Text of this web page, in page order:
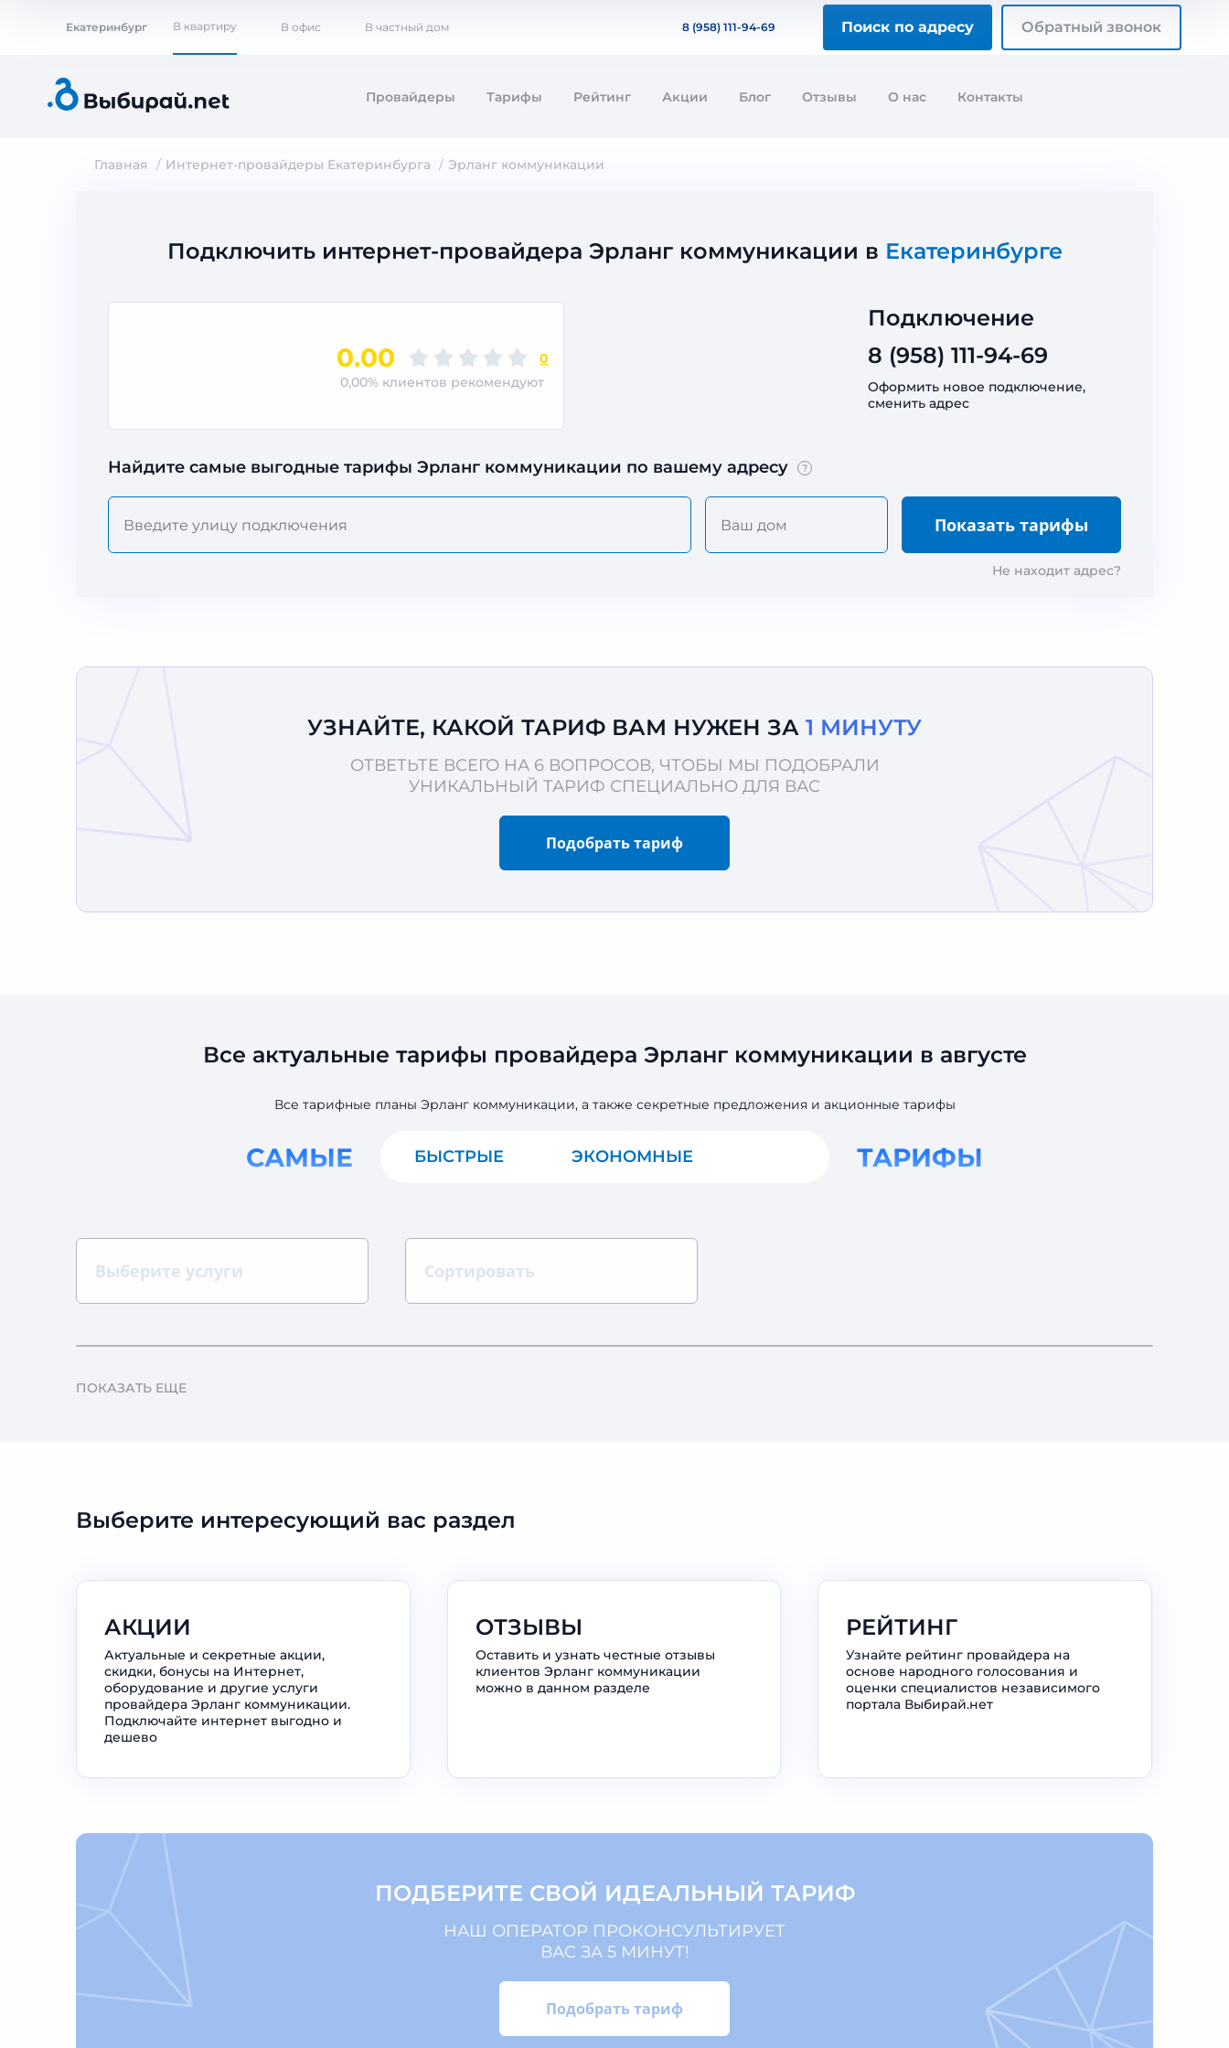
Екатеринбург В квартиру В офис В частный дом 8 (958) 111-94-69 Поиск по адресу Обратный звонок
Провайдеры Тарифы Рейтинг Акции Блог Отзывы О нас Контакты
Главная Интернет-провайдеры Екатеринбурга Эрланг коммуникации
Подключить интернет-провайдера Эрланг коммуникации в Екатеринбурге
0.00
0
0,00% клиентов рекомендуют
Подключение
8 (958) 111-94-69
Оформить новое подключение,
сменить адрес
Найдите самые выгодные тарифы Эрланг коммуникации по вашему адресу ?
Не находит адрес?
УЗНАЙТЕ, КАКОЙ ТАРИФ ВАМ НУЖЕН ЗА 1 МИНУТУ
ОТВЕТЬТЕ ВСЕГО НА 6 ВОПРОСОВ, ЧТОБЫ МЫ ПОДОБРАЛИ
УНИКАЛЬНЫЙ ТАРИФ СПЕЦИАЛЬНО ДЛЯ ВАС
Подобрать тариф
Все актуальные тарифы провайдера Эрланг коммуникации в августе
Все тарифные планы Эрланг коммуникации, а также секретные предложения и акционные тарифы
САМЫЕ БЫСТРЫЕ ЭКОНОМНЫЕ ТАРИФЫ
Выберите услуги Сортировать
ПОКАЗАТЬ ЕЩЕ
Выберите интересующий вас раздел
АКЦИИ
Актуальные и секретные акции,
скидки, бонусы на Интернет,
оборудование и другие услуги
провайдера Эрланг коммуникации.
Подключайте интернет выгодно и
дешево
ОТЗЫВЫ
Оставить и узнать честные отзывы
клиентов Эрланг коммуникации
можно в данном разделе
РЕЙТИНГ
Узнайте рейтинг провайдера на
основе народного голосования и
оценки специалистов независимого
портала Выбирай.нет
ПОДБЕРИТЕ СВОЙ ИДЕАЛЬНЫЙ ТАРИФ
НАШ ОПЕРАТОР ПРОКОНСУЛЬТИРУЕТ
ВАС ЗА 5 МИНУТ!
Подобрать тариф